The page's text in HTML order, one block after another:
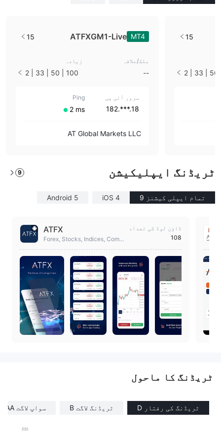
MT4
ATFXGM1-Live
15
ملک/علاقہ
--
زیادہ
100 | 50 | 33 | 2
سرور آئی پی
18.***.182
Ping
2 ms
AT Global Markets LLC
15
100 | 50 | 33 | 2
ٹریڈنگ ایپلیکیشن 9
تمام ایپلی کیشنز 9 iOS 4
Android 5
ATFX
Forex, Stocks, Indices, Comm
ڈاؤن لوڈ کی تعداد
108
ٹریڈنگ کا ماحول
ٹریڈنگ کی رفتار D ٹریڈنگ لاگت B سواپ لاگت AAA